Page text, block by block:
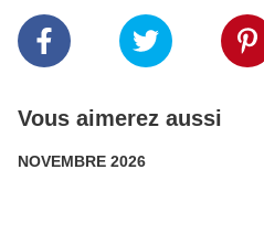
Vous aimerez aussi
NOVEMBRE 2026